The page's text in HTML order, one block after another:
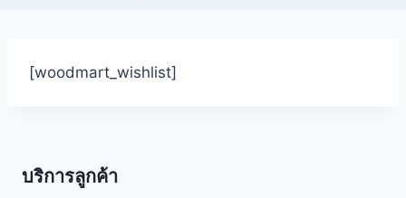
[woodmart_wishlist]
บริการลูกค้า